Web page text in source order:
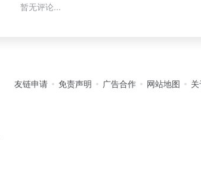
暂无评论...
友链申请 免责声明 广告合作 网站地图